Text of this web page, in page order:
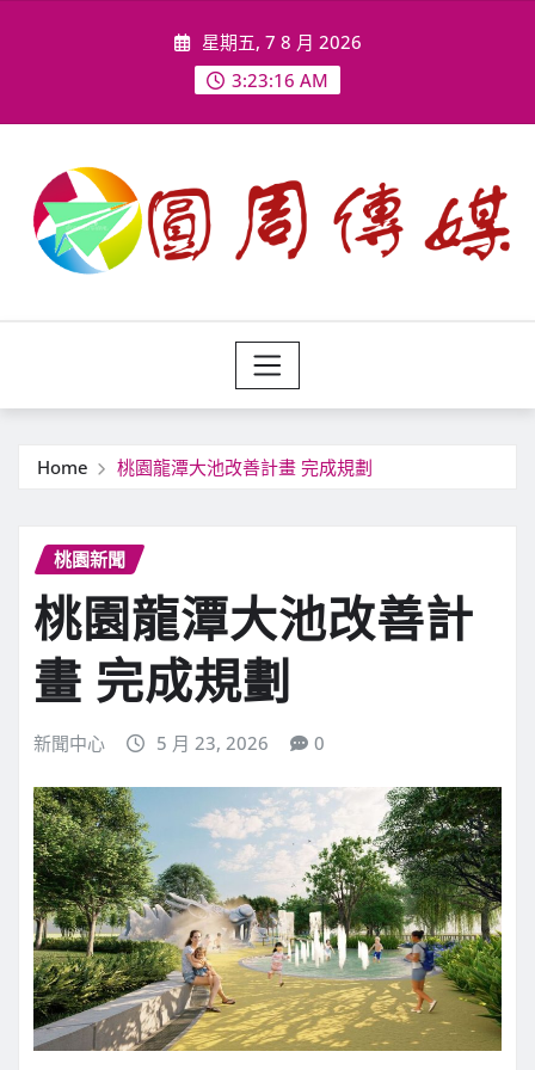
星期五, 7 8 月 2026
3:23:18 AM
Home 桃園龍潭大池改善計畫 完成規劃
桃園新聞
桃園龍潭大池改善計
畫 完成規劃
新聞中心 5 月 23, 2026 0